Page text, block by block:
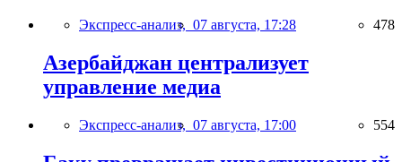
Экспресс-анализ, 07 августа, 17:28 478
Азербайджан централизует
управление медиа
Экспресс-анализ, 07 августа, 17:00 554